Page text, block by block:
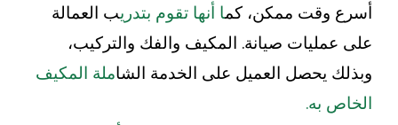
أسرع وقت ممكن، كما أنها تقوم بتدريب العمالة
على عمليات صيانة. المكيف والفك والتركيب،
وبذلك يحصل العميل على الخدمة الشاملة المكيف
الخاص به.